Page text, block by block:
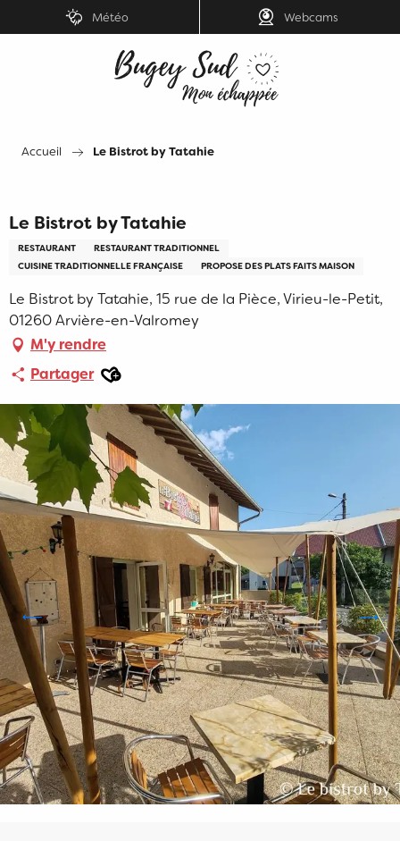
au
Météo Webcams
Accueil Le Bistrot by Tatahie
Le Bistrot by Tatahie
RESTAURANT
RESTAURANT TRADITIONNEL
CUISINE TRADITIONNELLE FRANÇAISE
PROPOSE DES PLATS FAITS MAISON
Le Bistrot by Tatahie, 15 rue de la Pièce, Virieu-le-Petit,
01260 Arvière-en-Valromey
M'y rendre
PartagerAjouter aux favoris